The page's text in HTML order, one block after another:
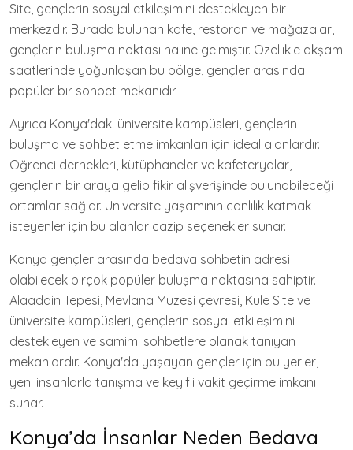
Site, gençlerin sosyal etkileşimini destekleyen bir
merkezdir. Burada bulunan kafe, restoran ve mağazalar,
gençlerin buluşma noktası haline gelmiştir. Özellikle akşam
saatlerinde yoğunlaşan bu bölge, gençler arasında
popüler bir sohbet mekanıdır.
Ayrıca Konya'daki üniversite kampüsleri, gençlerin
buluşma ve sohbet etme imkanları için ideal alanlardır.
Öğrenci dernekleri, kütüphaneler ve kafeteryalar,
gençlerin bir araya gelip fikir alışverişinde bulunabileceği
ortamlar sağlar. Üniversite yaşamının canlılık katmak
isteyenler için bu alanlar cazip seçenekler sunar.
Konya gençler arasında bedava sohbetin adresi
olabilecek birçok popüler buluşma noktasına sahiptir.
Alaaddin Tepesi, Mevlana Müzesi çevresi, Kule Site ve
üniversite kampüsleri, gençlerin sosyal etkileşimini
destekleyen ve samimi sohbetlere olanak tanıyan
mekanlardır. Konya'da yaşayan gençler için bu yerler,
yeni insanlarla tanışma ve keyifli vakit geçirme imkanı
sunar.
Konya’da İnsanlar Neden Bedava